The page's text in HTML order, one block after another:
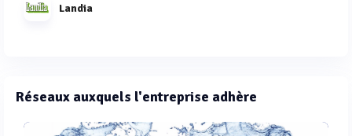
Landia
Réseaux auxquels l'entreprise adhère